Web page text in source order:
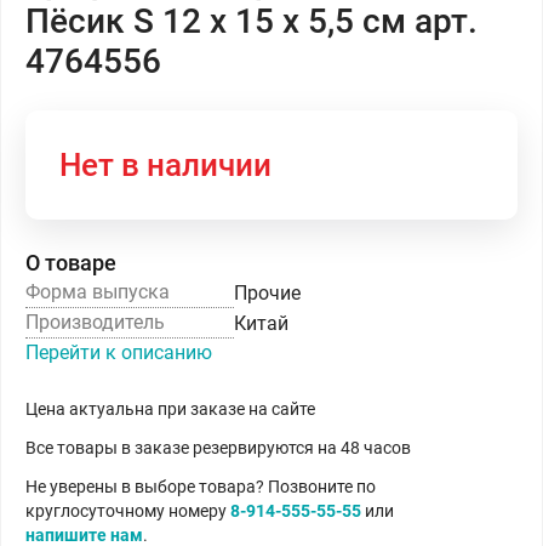
Пёсик S 12 х 15 х 5,5 см арт.
4764556
Нет в наличии
О товаре
Форма выпуска
Прочие
Производитель
Китай
Перейти к описанию
Цена актуальна при заказе на сайте
Все товары в заказе резервируются на 48 часов
Не уверены в выборе товара? Позвоните по
круглосуточному номеру8-914-555-55-55 или
напишите нам.